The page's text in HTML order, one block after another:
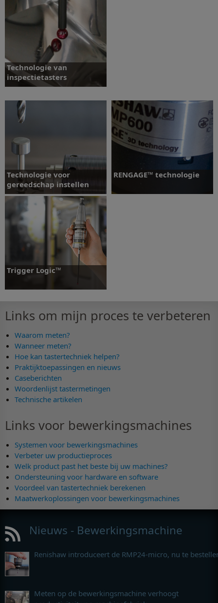
Wat is een meettaster?
Technologie van
inspectietasters
Technologie voor
gereedschap instellen
Technologie voor
gereedschap instellen
RENGAGE™ technologie
Trigger Logic™
Trigger Logic™
Links om mijn proces te verbeteren
Waarom meten?
Wanneer meten?
Hoe kan tastertechniek helpen?
Praktijktoepassingen en nieuws
Caseberichten
Woordenlijst tastermetingen
Technische artikelen
Links voor bewerkingsmachines
Systemen voor bewerkingsmachines
Verbeter uw productieproces
Welk product past het beste bij uw machines?
Ondersteuning voor hardware en software
Voordeel van tastertechniek berekenen
Maatwerkoplossingen voor bewerkingsmachines
Nieuws - Bewerkingsmachine
Renishaw introduceert de RMP24-micro, nu te
Meten op de bewerkingsmachine verhoogt